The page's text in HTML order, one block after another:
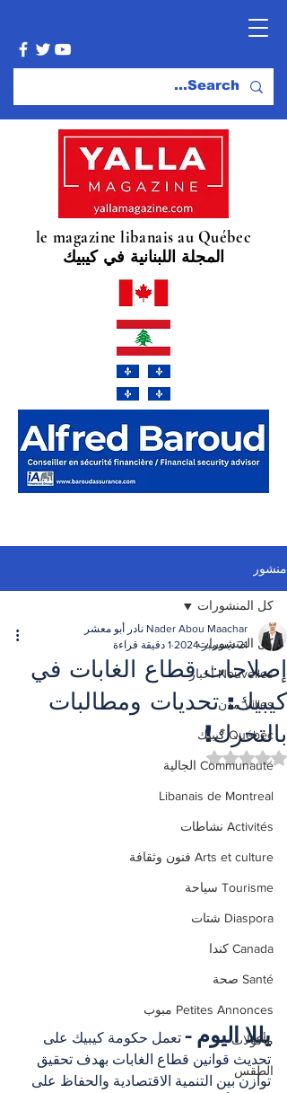
le magazine libanais au Québec
المجلة اللبنانية في كيبيك
منشور
كل المنشورات
Nouvelles أخبار
Villes مدن
Québec كيبيك
Communauté الجالية
Libanais de Montreal
Activités نشاطات
Arts et culture فنون وثقافة
Tourisme سياحة
Diaspora شتات
Canada كندا
Santé صحة
Petites Annonces مبوب
مأكولات
الطقس
كل المنشورات
إصلاحات قطاع الغابات في
كيبيك: تحديات ومطالبات
بالتحرك!
Nader Abou Maachar نادر أبو معشر
21 ديسمبر 2024
1 دقيقة قراءة
تم التقييم بـ ليس رقمًا من أصل 5 نجوم.
يللا اليوم - تعمل حكومة كيبيك على
تحديث قوانين قطاع الغابات بهدف تحقيق
توازن بين التنمية الاقتصادية والحفاظ على